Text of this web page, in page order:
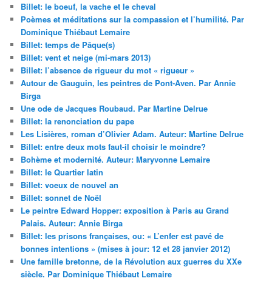
Billet: le boeuf, la vache et le cheval
Poèmes et méditations sur la compassion et l’humilité. Par
Dominique Thiébaut Lemaire
Billet: temps de Pâque(s)
Billet: vent et neige (mi-mars 2013)
Billet: l’absence de rigueur du mot « rigueur »
Autour de Gauguin, les peintres de Pont-Aven. Par Annie
Birga
Une ode de Jacques Roubaud. Par Martine Delrue
Billet: la renonciation du pape
Les Lisières, roman d’Olivier Adam. Auteur: Martine Delrue
Billet: entre deux mots faut-il choisir le moindre?
Bohème et modernité. Auteur: Maryvonne Lemaire
Billet: le Quartier latin
Billet: voeux de nouvel an
Billet: sonnet de Noël
Le peintre Edward Hopper: exposition à Paris au Grand
Palais. Auteur: Annie Birga
Billet: les prisons françaises, ou: « L’enfer est pavé de
bonnes intentions » (mises à jour: 12 et 28 janvier 2012)
Une famille bretonne, de la Révolution aux guerres du XXe
siècle. Par Dominique Thiébaut Lemaire